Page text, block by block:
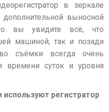
в зеркале
выносной
вы увидите всё, что
машиной, так и позади
съёмки всегда очень
времени суток и уровня
регистратор